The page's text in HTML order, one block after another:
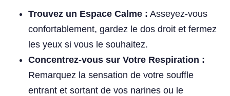
Trouvez un Espace Calme : Asseyez-vous
confortablement, gardez le dos droit et fermez
les yeux si vous le souhaitez.
Concentrez-vous sur Votre Respiration :
Remarquez la sensation de votre souffle
entrant et sortant de vos narines ou le